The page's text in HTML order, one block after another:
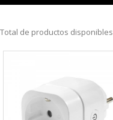
Total de productos disponibles